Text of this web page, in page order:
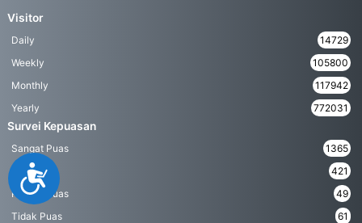
Accessibility
Visitor
Daily
14729
Weekly
105800
Monthly
117942
Yearly
772031
Survei Kepuasan
Sangat Puas
1365
Puas
421
Kurang Puas
49
Tidak Puas
61